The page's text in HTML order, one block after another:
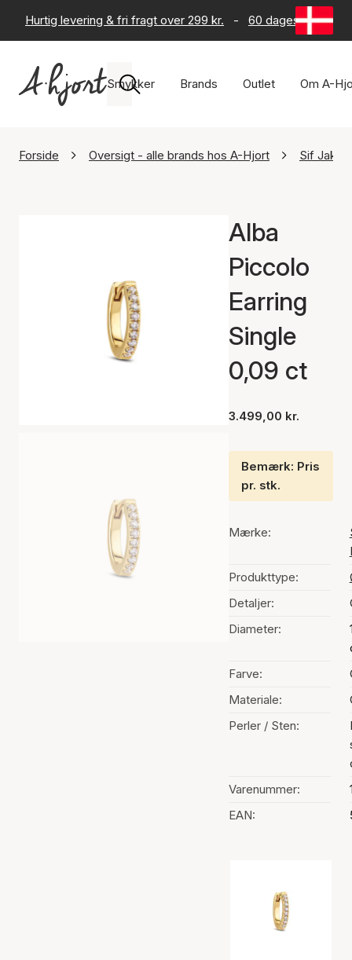
Hurtig levering & fri fragt over 299 kr. - 60 dages returret
Smykker Brands Outlet Om A-
Forside Oversigt - alle brands hos A-Hjort Sif
Alba
Piccolo
Earring
Single
0,09 ct
3.499,00 kr.
Bemærk: Pris
pr. stk.
Mærke:
Produkttype:
Detaljer:
Diameter:
Farve:
Materiale:
Perler / Sten:
Varenummer:
EAN: